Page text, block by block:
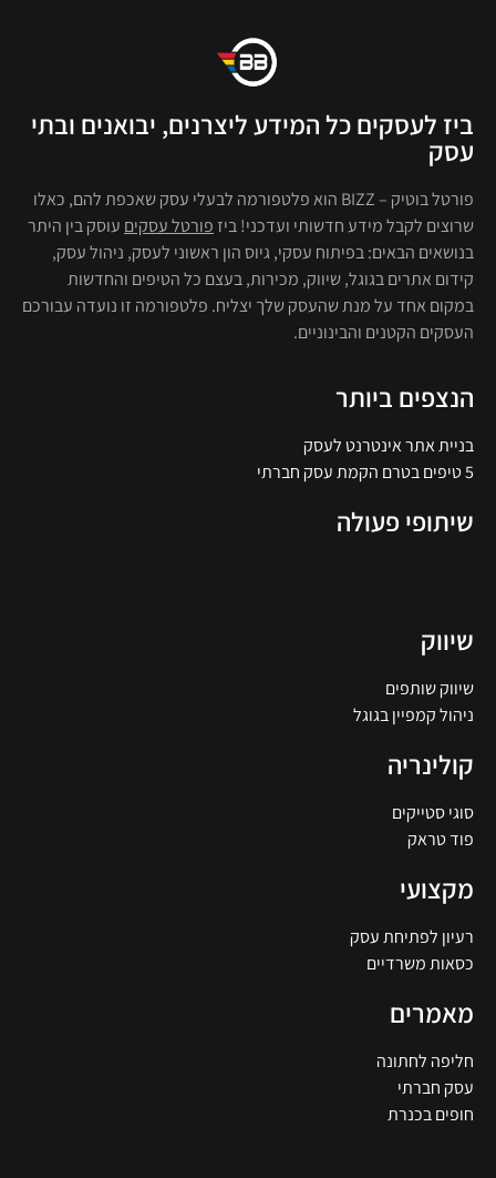
ביז לעסקים כל המידע ליצרנים, יבואנים ובתי
עסק
פורטל בוטיק – BIZZ הוא פלטפורמה לבעלי עסק שאכפת להם, כאלו
שרוצים לקבל מידע חדשותי ועדכני! ביז פורטל עסקים עוסק בין היתר
בנושאים הבאים: בפיתוח עסקי, גיוס הון ראשוני לעסק, ניהול עסק,
קידום אתרים בגוגל, שיווק, מכירות, בעצם כל הטיפים והחדשות
במקום אחד על מנת שהעסק שלך יצליח. פלטפורמה זו נועדה עבורכם
העסקים הקטנים והבינוניים.
הנצפים ביותר
בניית אתר אינטרנט לעסק
5 טיפים בטרם הקמת עסק חברתי
שיתופי פעולה
שיווק
שיווק שותפים
ניהול קמפיין בגוגל
קולינריה
סוגי סטייקים
פוד טראק
מקצועי
רעיון לפתיחת עסק
כסאות משרדיים
מאמרים
חליפה לחתונה
עסק חברתי
חופים בכנרת